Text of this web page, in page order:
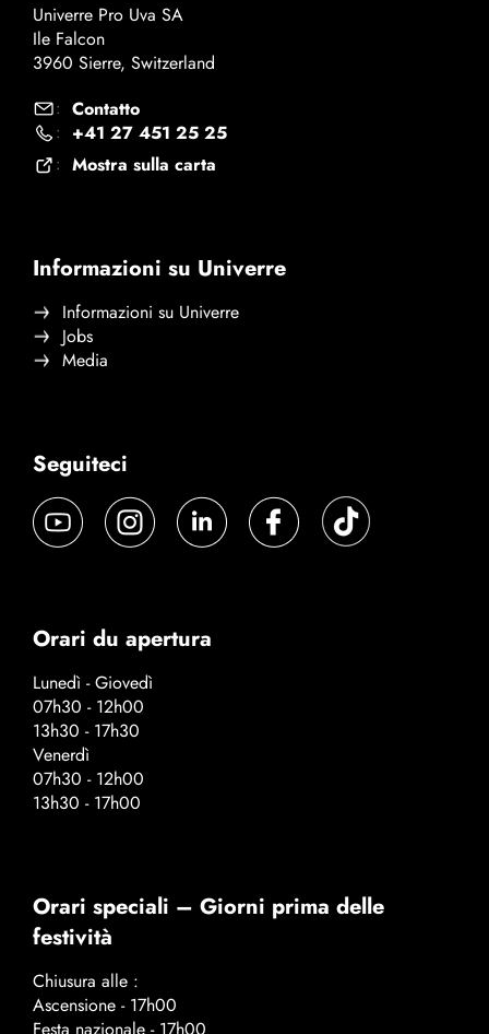
Univerre Pro Uva SA
Ile Falcon
3960 Sierre, Switzerland
: Contatto
: +41 27 451 25 25
: Mostra sulla carta
Informazioni su Univerre
Informazioni su Univerre
Jobs
Media
Seguiteci
Orari du apertura
Lunedì - Giovedì
07h30 - 12h00
13h30 - 17h30
Venerdì
07h30 - 12h00
13h30 - 17h00
Orari speciali – Giorni prima delle
festività
Chiusura alle :
Ascensione - 17h00
Festa nazionale - 17h00